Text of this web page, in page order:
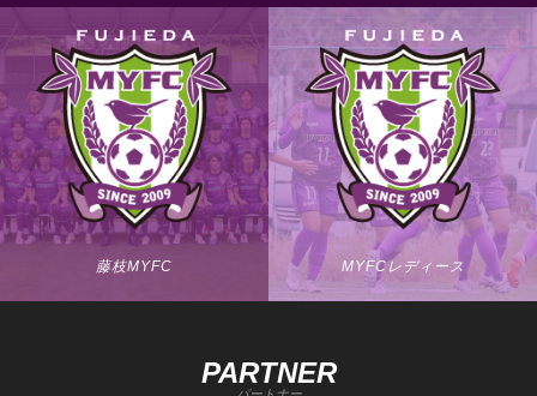
藤枝MYFC MYFCレディース
PARTNER